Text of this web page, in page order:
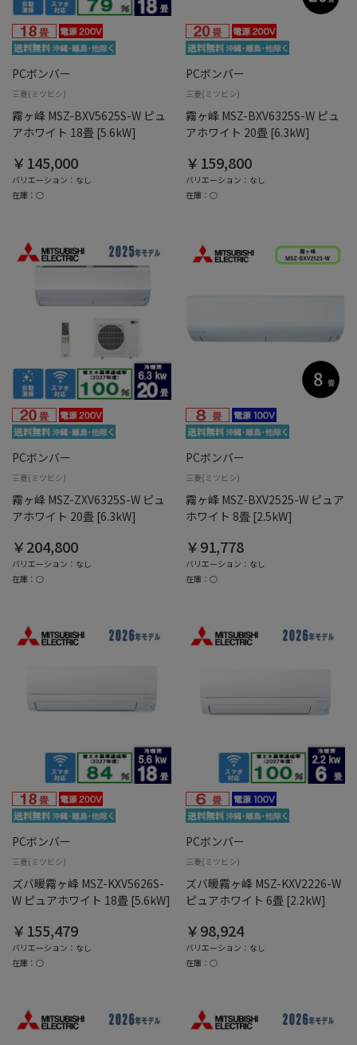
PCボンバー
三菱(ミツビシ)
霧ヶ峰 MSZ-BXV5625S-W ピュ
アホワイト 18畳 [5.6kW]
￥145,000
バリエーション：なし
在庫：○
PCボンバー
三菱(ミツビシ)
霧ヶ峰 MSZ-BXV6325S-W ピュ
アホワイト 20畳 [6.3kW]
￥159,800
バリエーション：なし
在庫：○
PCボンバー
三菱(ミツビシ)
霧ヶ峰 MSZ-ZXV6325S-W ピュ
アホワイト 20畳 [6.3kW]
￥204,800
バリエーション：なし
在庫：○
PCボンバー
三菱(ミツビシ)
霧ヶ峰 MSZ-BXV2525-W ピュア
ホワイト 8畳 [2.5kW]
￥91,778
バリエーション：なし
在庫：○
PCボンバー
三菱(ミツビシ)
ズバ暖霧ヶ峰 MSZ-KXV5626S-
W ピュアホワイト 18畳 [5.6kW]
￥155,479
バリエーション：なし
在庫：○
PCボンバー
三菱(ミツビシ)
ズバ暖霧ヶ峰 MSZ-KXV2226-W
ピュアホワイト 6畳 [2.2kW]
￥98,924
バリエーション：なし
在庫：○